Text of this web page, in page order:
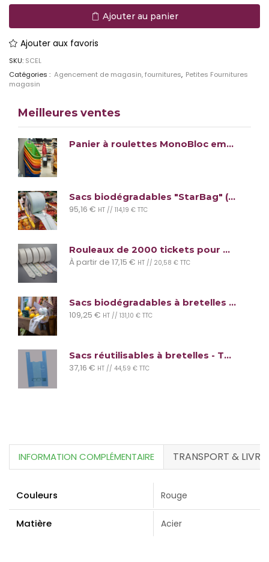
Ajouter aux favoris
SKU: SCEL
Catégories : Agencement de magasin, fournitures, Petites Fournitures
magasin
Meilleures ventes
Panier à roulettes MonoBloc empilable
Sacs biodégradables "StarBag" (lot de 1900 sacs)
95,16 € HT // 114,19 € TTC
Rouleaux de 2000 tickets pour distributeur - Gestion file d'attente - 5 couleurs au choix
À partir de 17,15 € HT // 20,58 € TTC
Sacs biodégradables à bretelles (lot de 2400 sacs)
109,25 € HT // 131,10 € TTC
Sacs réutilisables à bretelles - Taille Maxi
37,16 € HT // 44,59 € TTC
TRANSPORT &
Couleurs Rouge
Matière Acier